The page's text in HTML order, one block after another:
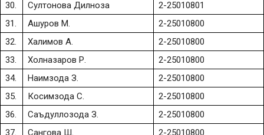
30.
Султонова Дилноза
2-25010801
31.
Ашуров М.
2-25010800
32.
Халимов А.
2-25010800
33.
Холназаров Р.
2-25010800
34.
Наимзода З.
2-25010800
35.
Косимзода С.
2-25010800
36.
Саъдуллозода З.
2-25010800
37.
Сангова Ш.
2-25010800